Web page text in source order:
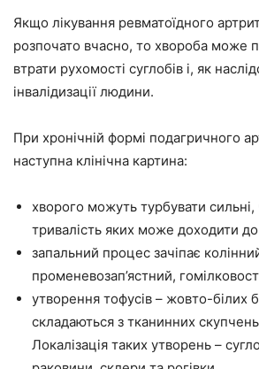
Якщо лікування ревматоїдного
розпочато вчасно, то хвороба може
втрати рухомості суглобів і, як
інвалідизації людини.
При хронічній формі подагричного
наступна клінічна картина:
хворого можуть турбувати сильні,
тривалість яких може доходити
запальний процес зачіпає
променевозап’ястний,
утворення тофусів – жовто-білих
складаються з тканинних скупчень
Локалізація таких утворень –